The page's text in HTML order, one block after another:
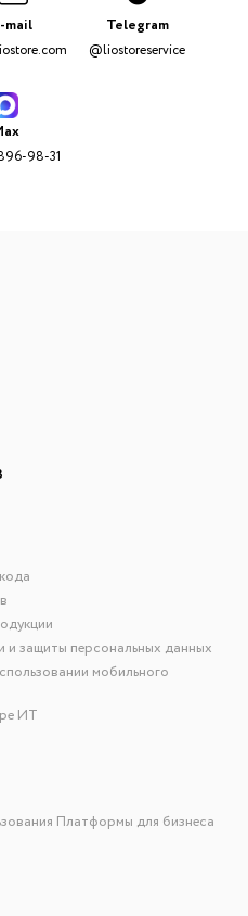
mail Telegram
@liostoreservice
98-31
защиты персональных данных
мобильного
ИТ
Платформы для бизнеса